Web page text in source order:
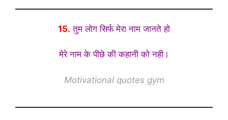
15. तुम लोग सिर्फ मेरा नाम जानते हो
मेरे नाम के पीछे की कहानी को नही।
Motivational quotes gym